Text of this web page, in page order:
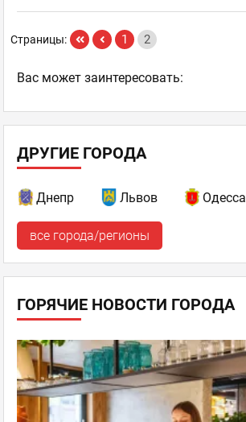
Страницы: 1 2
Ваc может заинтересовать:
ДРУГИЕ ГОРОДА
Днепр Львов Одесса
все города/регионы
ГОРЯЧИЕ НОВОСТИ ГОРОДА